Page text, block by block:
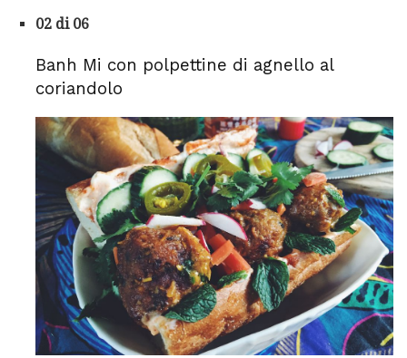
02 di 06
Banh Mi con polpettine di agnello al
coriandolo